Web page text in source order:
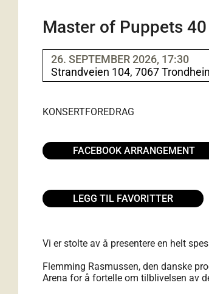
Master of Puppets
26. SEPTEMBER 2026, 17:30
Strandveien 104, 7067
KONSERTFOREDRAG
FACEBOOK ARRANGEMENT
LEGG TIL FAVORITTER
Vi er stolte av å presentere en helt
Flemming Rasmussen, den danske
Arena for å fortelle om tilblivelsen av